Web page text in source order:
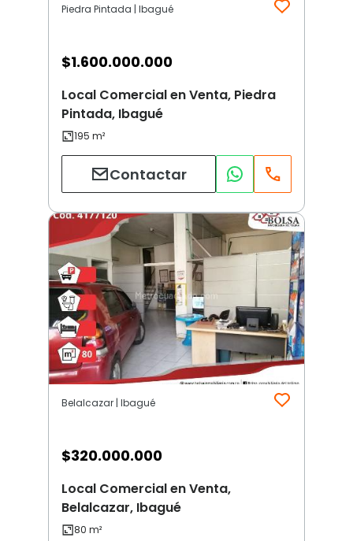
Piedra Pintada | Ibagué
$1.600.000.000
Local Comercial en Venta, Piedra
Pintada, Ibagué
Contactar
Belalcazar | Ibagué
$320.000.000
Local Comercial en Venta,
Belalcazar, Ibagué